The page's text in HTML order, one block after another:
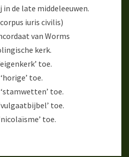
de late middeleeuwen.
iuris civilis)
van Worms
kerk.
toe.
toe.
toe.
toe.
toe.